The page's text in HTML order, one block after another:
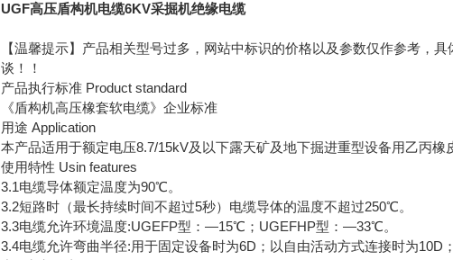
UGF高压盾构机电缆6KV采掘机绝缘电缆
【温馨提示】产品相关型号过多，网站中标识的价格以及参数仅作参考，
谈！！
产品执行标准 Product standard
《盾构机高压橡套软电缆》企业标准
用途 Application
本产品适用于额定电压8.7/15kV及以下露天矿及地下掘进重型设备用乙丙橡
使用特性 Usin features
3.1电缆导体额定温度为90℃。
3.2短路时（最长持续时间不超过5秒）电缆导体的温度不超过250℃。
3.3电缆允许环境温度:UGEFP型：—15℃；UGEFHP型：—33℃。
3.4电缆允许弯曲半径:用于固定设备时为6D；以自由活动方式连接时为10D